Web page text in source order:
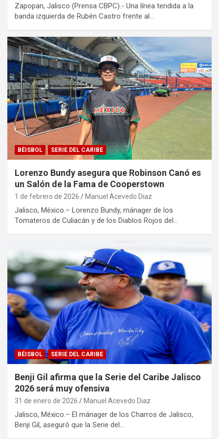
Zapopan, Jalisco (Prensa CBPC).- Una línea tendida a la
banda izquierda de Rubén Castro frente al…
BÉISBOL SERIE DEL CARIBE
Lorenzo Bundy asegura que Robinson Canó es
un Salón de la Fama de Cooperstown
1 de febrero de 2026 Manuel Acevedo Diaz
Jalisco, México.– Lorenzo Bundy, mánager de los
Tomateros de Culiacán y de los Diablos Rojos del…
BÉISBOL SERIE DEL CARIBE
Benji Gil afirma que la Serie del Caribe Jalisco
2026 será muy ofensiva
31 de enero de 2026 Manuel Acevedo Diaz
Jalisco, México.– El mánager de los Charros de Jalisco,
Benji Gil, aseguró que la Serie del…